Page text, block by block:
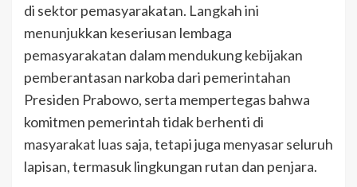
di sektor pemasyarakatan. Langkah ini
menunjukkan keseriusan lembaga
pemasyarakatan dalam mendukung kebijakan
pemberantasan narkoba dari pemerintahan
Presiden Prabowo, serta mempertegas bahwa
komitmen pemerintah tidak berhenti di
masyarakat luas saja, tetapi juga menyasar seluruh
lapisan, termasuk lingkungan rutan dan penjara.